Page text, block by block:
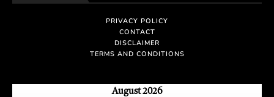
PRIVACY POLICY
CONTACT
DISCLAIMER
TERMS AND CONDITIONS
August 2026